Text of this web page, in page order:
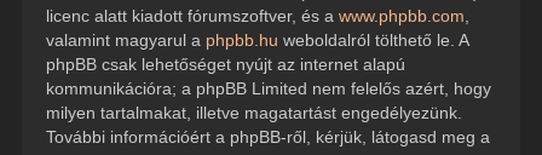
licenc alatt kiadott fórumszoftver, és a www.phpbb.com
valamint magyarul a phpbb.hu weboldalról tölthető le. A
phpBB csak lehetőséget nyújt az internet alapú
kommunikációra; a phpBB Limited nem felelős azért, hogy
milyen tartalmakat, illetve magatartást engedélyezünk.
További információért a phpBB-ről, kérjük, látogasd meg a